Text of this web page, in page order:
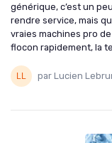
générique, c’est un
rendre service, mais
vraies machines pro
flocon rapidement, la
par Lucien